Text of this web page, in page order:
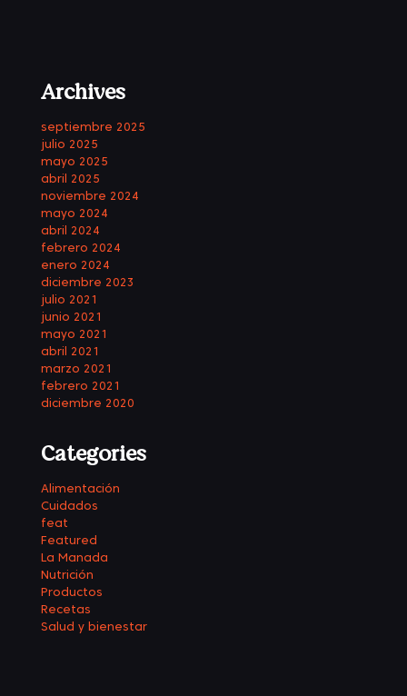
Archives
septiembre 2025
julio 2025
mayo 2025
abril 2025
noviembre 2024
mayo 2024
abril 2024
febrero 2024
enero 2024
diciembre 2023
julio 2021
junio 2021
mayo 2021
abril 2021
marzo 2021
febrero 2021
diciembre 2020
Categories
Alimentación
Cuidados
feat
Featured
La Manada
Nutrición
Productos
Recetas
Salud y bienestar